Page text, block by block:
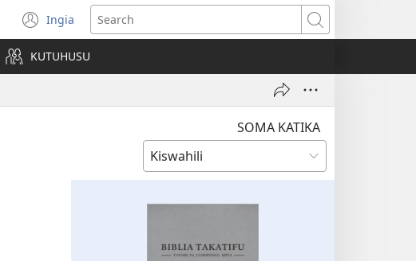
Ingia
(opens
new
window)
Search
KUTUHUSU
SOMA KATIKA